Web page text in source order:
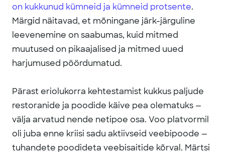
on kukkunud kümneid ja kümneid protsente.
Märgid näitavad, et mõningane järk-järguline
leevenemine on saabumas, kuid mitmed
muutused on pikaajalised ja mitmed uued
harjumused pöördumatud.
Pärast eriolukorra kehtestamist kukkus paljude
restoranide ja poodide käive pea olematuks —
välja arvatud nende netipoe osa. Voo platvormil
oli juba enne kriisi sadu aktiivseid veebipoode —
tuhandete poodideta veebisaitide kõrval. Märtsi